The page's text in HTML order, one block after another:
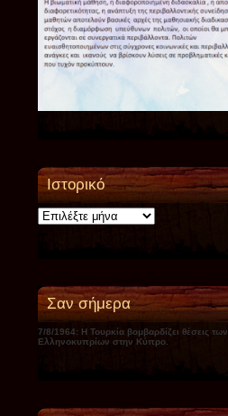
Ιστορικό
Ιστορικό
Σαν σήμερα
7/8/1964: Η Τουρκία βομβαρδίζει θέσεις των
Ελληνοκυπρίων στην Κύπρο.